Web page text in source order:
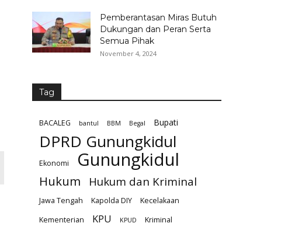
Pemberantasan Miras Butuh
Dukungan dan Peran Serta
Semua Pihak
November 4, 2024
Tag
BACALEG bantul BBM Begal Bupati
DPRD Gunungkidul
Ekonomi Gunungkidul
Hukum Hukum dan Kriminal
Jawa Tengah Kapolda DIY
Kecelakaan
Kementerian
KPU KPUD
Kriminal